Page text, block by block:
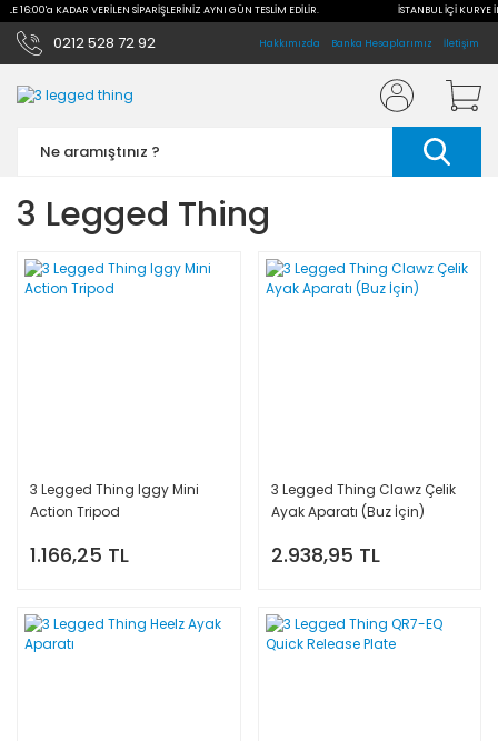
16:00'a KADAR VERİLEN SİPARİŞLERİNİZ AYNI GÜN TESLİM EDİLİR. İSTANBUL İÇİ KURYE
0212 528 72 92 Hakkımızda Banka Hesaplarımız İletişim
3 Legged Thing
3 Legged Thing Iggy Mini
Action Tripod
1.166,25 TL
3 Legged Thing Clawz Çelik
Ayak Aparatı (Buz İçin)
2.938,95 TL